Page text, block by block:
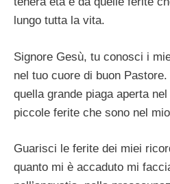
lungo tutta la vita.
Signore Gesù, tu conosci i
nel tuo cuore di buon
quella grande piaga aperta
piccole ferite che sono nel
Guarisci le ferite dei miei
quanto mi è accaduto mi